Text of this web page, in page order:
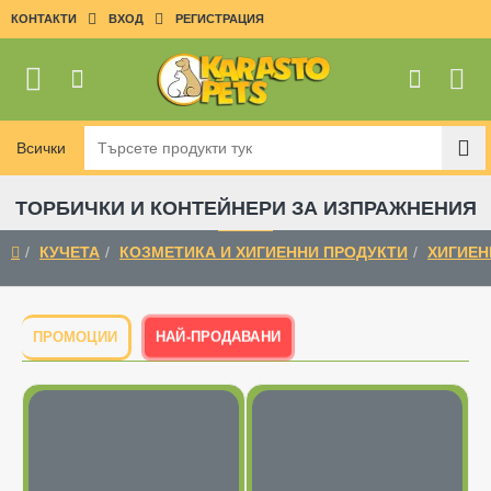
КОНТАКТИ ВХОД РЕГИСТРАЦИЯ
Всички
Търсете
продукти
тук
ТОРБИЧКИ И КОНТЕЙНЕРИ ЗА ИЗПРАЖНЕНИЯ
КУЧЕТА КОЗМЕТИКА И ХИГИЕННИ ПРОДУКТИ
ПРОМОЦИИ НАЙ-ПРОДАВАНИ